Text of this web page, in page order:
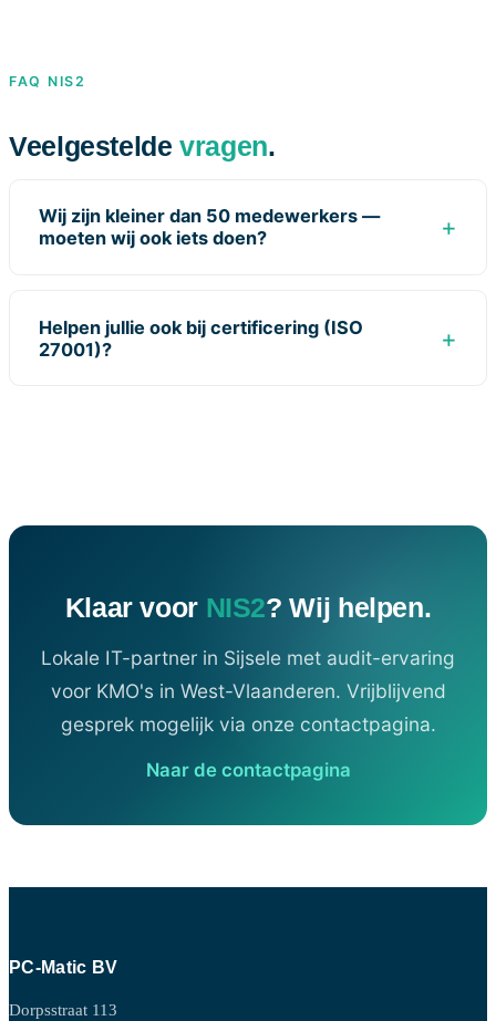
FAQ NIS2
Veelgesteldevragen.
Wij zijn kleiner dan 50 medewerkers —
moeten wij ook iets doen?
Helpen jullie ook bij certificering (ISO
27001)?
Klaar voor NIS2? Wij helpen.
Lokale IT-partner in Sijsele met audit-ervaring
voor KMO's in West-Vlaanderen. Vrijblijvend
gesprek mogelijk via onze contactpagina.
Naar de contactpagina
PC-Matic BV
Dorpsstraat 113